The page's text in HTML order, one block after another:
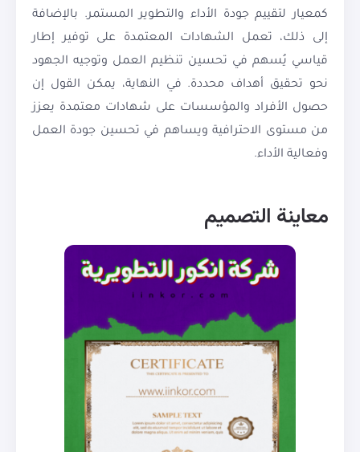
كمعيار لتقييم جودة الأداء والتطوير المستمر. بالإضافة
إلى ذلك، تعمل الشهادات المعتمدة على توفير إطار
قياسي يُسهم في تحسين تنظيم العمل وتوجيه الجهود
نحو تحقيق أهداف محددة. في النهاية، يمكن القول إن
حصول الأفراد والمؤسسات على شهادات معتمدة يعزز
من مستوى الاحترافية ويساهم في تحسين جودة العمل
وفعالية الأداء.
معاينة التصميم